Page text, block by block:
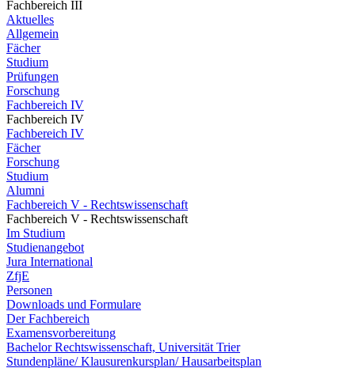
Fachbereich III
Aktuelles
Allgemein
Fächer
Studium
Prüfungen
Forschung
Fachbereich IV
Fachbereich IV
Fachbereich IV
Fächer
Forschung
Studium
Alumni
Fachbereich V - Rechtswissenschaft
Fachbereich V - Rechtswissenschaft
Im Studium
Studienangebot
Jura International
ZfjE
Personen
Downloads und Formulare
Der Fachbereich
Examensvorbereitung
Bachelor Rechtswissenschaft, Universität Trier
Stundenpläne/ Klausurenkursplan/ Hausarbeitsplan